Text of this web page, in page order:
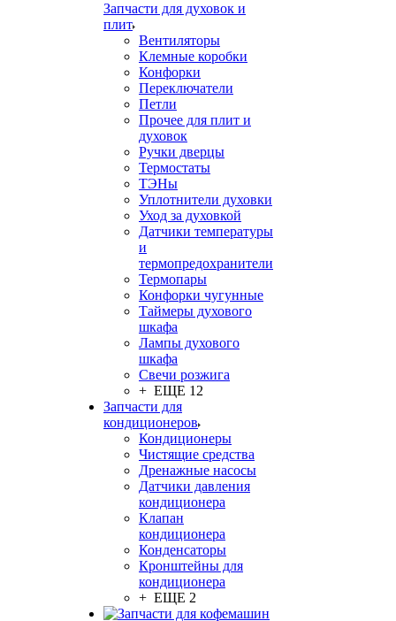
Запчасти для духовок и
плит
Вентиляторы
Клемные коробки
Конфорки
Переключатели
Петли
Прочее для плит и
духовок
Ручки дверцы
Термостаты
ТЭНы
Уплотнители духовки
Уход за духовкой
Датчики температуры
и
термопредохранители
Термопары
Конфорки чугунные
Таймеры духового
шкафа
Лампы духового
шкафа
Свечи розжига
+ ЕЩЕ 12
Запчасти для
кондиционеров
Кондиционеры
Чистящие средства
Дренажные насосы
Датчики давления
кондиционера
Клапан
кондиционера
Конденсаторы
Кронштейны для
кондиционера
+ ЕЩЕ 2